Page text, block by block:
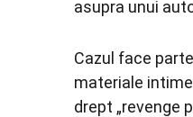
asupra unui
Cazul face
materiale
drept „revenge